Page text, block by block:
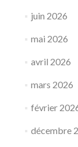
juin 2026
mai 2026
avril 2026
mars 2026
février
décembre